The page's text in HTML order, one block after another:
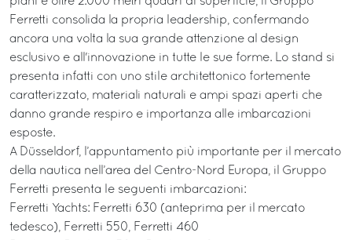
Ferretti consolida la propria leadership, confermando
ancora una volta la sua grande attenzione al design
esclusivo e all'innovazione in tutte le sue forme. Lo stand si
presenta infatti con uno stile architettonico fortemente
caratterizzato, materiali naturali e ampi spazi aperti che
danno grande respiro e importanza alle imbarcazioni
esposte.
A Düsseldorf, l’appuntamento più importante per il mercato
della nautica nell’area del Centro-Nord Europa, il Gruppo
Ferretti presenta le seguenti imbarcazioni:
Ferretti Yachts: Ferretti 630 (anteprima per il mercato
tedesco), Ferretti 550, Ferretti 460